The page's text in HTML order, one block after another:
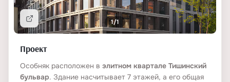
Проект
Особняк расположен в элитном квартале Тишинский
бульвар. Здание насчитывает 7 этажей, а его общая
Подробнее 1/1